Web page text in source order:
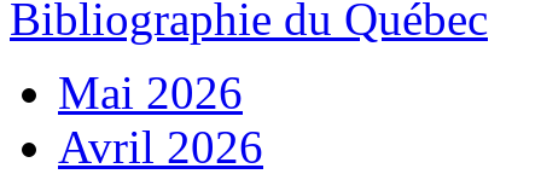
Bibliographie du Québec
Mai 2026
Avril 2026